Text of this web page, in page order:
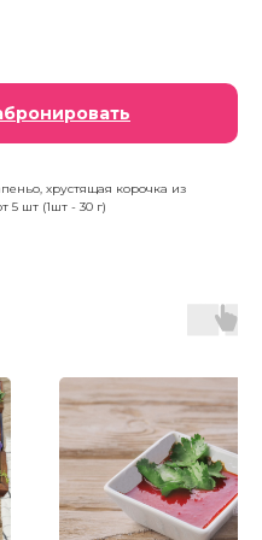
хрустящая корочка из
5 шт (1шт - 30 г)